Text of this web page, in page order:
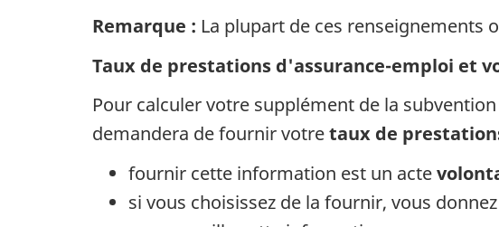
Remarque : La plupart de ces renseignements
Taux de prestations d'assurance-emploi et
Pour calculer votre supplément de la
demandera de fournir votretaux de
fournir cette information est un acte
si vous choisissez de la fournir, vous